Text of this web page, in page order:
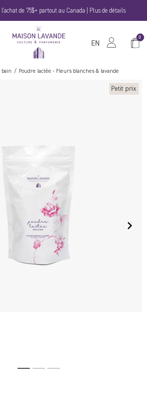
de 75$+ partout au Canada | Plus de détails
La
Maison
Lavande
EN
0
bain Poudre lactée - Fleurs blanches & lavande
Petit prix